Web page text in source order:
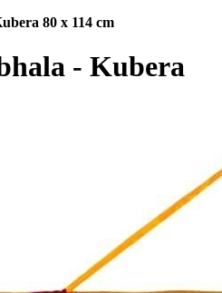
80 x 114 cm
- Kubera